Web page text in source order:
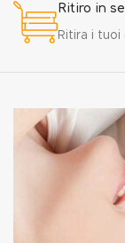
Ritiro in
Ritira i